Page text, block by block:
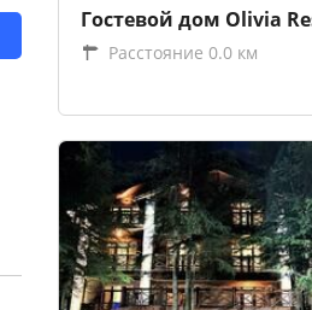
Гостевой дом Olivia
Расстояние 0.0 км